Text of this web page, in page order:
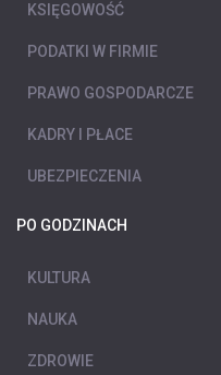
KSIĘGOWOŚĆ
PODATKI W FIRMIE
PRAWO GOSPODARCZE
KADRY I PŁACE
UBEZPIECZENIA
PO GODZINACH
KULTURA
NAUKA
ZDROWIE